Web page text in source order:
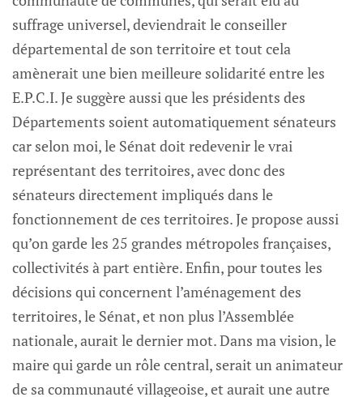
suffrage universel, deviendrait le conseiller
départemental de son territoire et tout cela
amènerait une bien meilleure solidarité entre les
E.P.C.I. Je suggère aussi que les présidents des
Départements soient automatiquement sénateurs
car selon moi, le Sénat doit redevenir le vrai
représentant des territoires, avec donc des
sénateurs directement impliqués dans le
fonctionnement de ces territoires. Je propose aussi
qu’on garde les 25 grandes métropoles françaises,
collectivités à part entière. Enfin, pour toutes les
décisions qui concernent l’aménagement des
territoires, le Sénat, et non plus l’Assemblée
nationale, aurait le dernier mot. Dans ma vision, le
maire qui garde un rôle central, serait un animateur
de sa communauté villageoise, et aurait une autre